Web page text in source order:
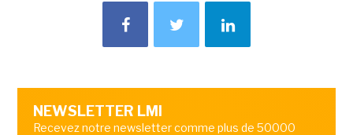
NEWSLETTER LMI
Recevez notre newsletter comme plus de 50000